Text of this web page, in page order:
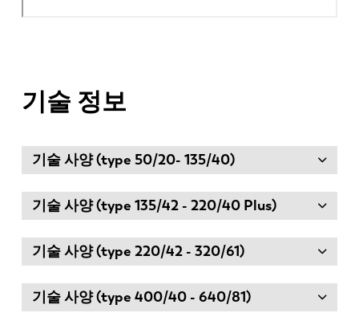
기술 정보
기술 사양 (type 50/20- 135/40)
기술 사양 (type 135/42 - 220/40 Plus)
기술 사양 (type 220/42 - 320/61)
기술 사양 (type 400/40 - 640/81)